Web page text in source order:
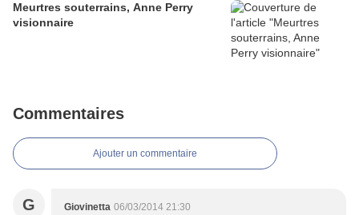
Meurtres souterrains, Anne Perry
visionnaire
Commentaires
Ajouter un commentaire
G Giovinetta 06/03/2014 21:30